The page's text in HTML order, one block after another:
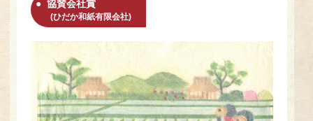
協賛会社賞
(ひだか和紙有限会社)